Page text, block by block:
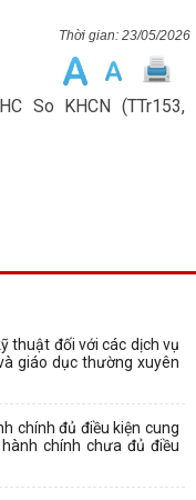
23/05/2026
So KHCN (TTr153,
thuật đối với các dịch vụ
giáo dục thường xuyên
chính đủ điều kiện cung
chính chưa đủ điều